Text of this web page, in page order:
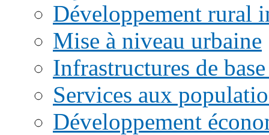
Développement rural
Mise à niveau urbaine
Infrastructures de
Services aux
Développement